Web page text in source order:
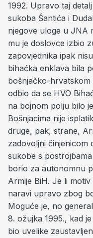
1992. Upravo taj
sukoba Šantića i
njegove uloge u JNA
mu je doslovce izbio
zapovjednika ipak
bihaćka enklava bila
bošnjačko-hrvatskom
odbio da se HVO
na bojnom polju bilo
Bošnjacima nije
druge, pak, strane,
zadovoljni činjenicom
sukobe s
borio za autonomnu
Armije BiH. Je li
naravi upravo zbog
Moguće je, no
8. ožujka 1995., kad
bio uvelike